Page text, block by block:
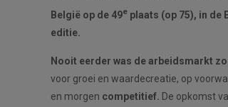
België op de 49e plaats (op 75), in de
editie.
Nooit eerder was de arbeidsmarkt
voor groei en waardecreatie, op
en morgen competitief. De opkomst